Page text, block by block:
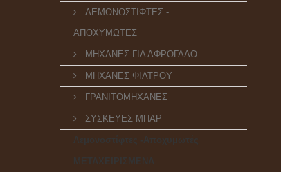
ΛΕΜΟΝΟΣΤΙΦΤΕΣ -
ΑΠΟΧΥΜΩΤΕΣ
ΜΗΧΑΝΕΣ ΓΙΑ ΑΦΡΟΓΑΛΟ
ΜΗΧΑΝΕΣ ΦΙΛΤΡΟΥ
ΓΡΑΝΙΤΟΜΗΧΑΝΕΣ
ΣΥΣΚΕΥΕΣ ΜΠΑΡ
Λεμονοστίφτες -Αποχυμωτές
ΜΕΤΑΧΕΙΡΙΣΜΕΝΑ